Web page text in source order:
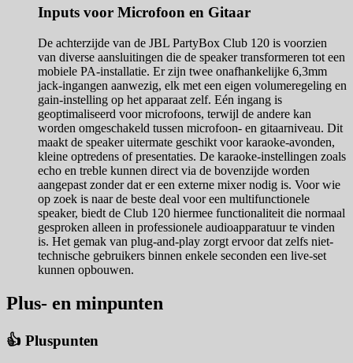
Inputs voor Microfoon en Gitaar
De achterzijde van de JBL PartyBox Club 120 is voorzien
van diverse aansluitingen die de speaker transformeren tot een
mobiele PA-installatie. Er zijn twee onafhankelijke 6,3mm
jack-ingangen aanwezig, elk met een eigen volumeregeling en
gain-instelling op het apparaat zelf. Eén ingang is
geoptimaliseerd voor microfoons, terwijl de andere kan
worden omgeschakeld tussen microfoon- en gitaarniveau. Dit
maakt de speaker uitermate geschikt voor karaoke-avonden,
kleine optredens of presentaties. De karaoke-instellingen zoals
echo en treble kunnen direct via de bovenzijde worden
aangepast zonder dat er een externe mixer nodig is. Voor wie
op zoek is naar de beste deal voor een multifunctionele
speaker, biedt de Club 120 hiermee functionaliteit die normaal
gesproken alleen in professionele audioapparatuur te vinden
is. Het gemak van plug-and-play zorgt ervoor dat zelfs niet-
technische gebruikers binnen enkele seconden een live-set
kunnen opbouwen.
Plus- en minpunten
👍 Pluspunten